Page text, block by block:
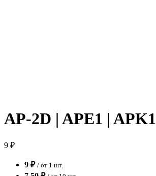
AP-2D | APE1 | APK1
9 ₽
9 ₽ / от 1 шт.